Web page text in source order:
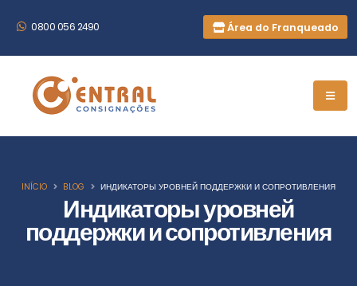
0800 056 2490 Área do Franqueado
Индикаторы уровней
поддержки и сопротивления
INÍCIO BLOG ИНДИКАТОРЫ УРОВНЕЙ ПОДДЕРЖКИ И СОПРОТИВЛЕНИЯ